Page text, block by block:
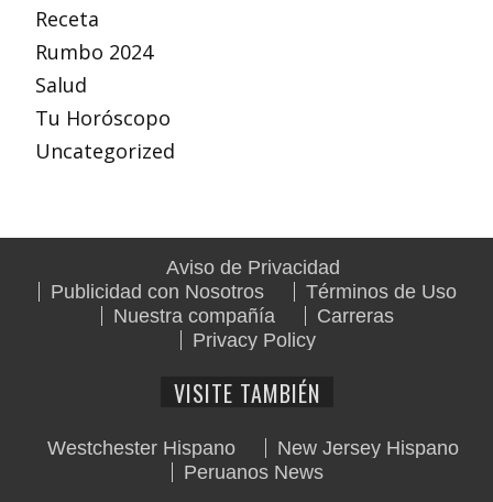
Receta
Rumbo 2024
Salud
Tu Horóscopo
Uncategorized
Aviso de Privacidad
Publicidad con Nosotros
Términos de Uso
Nuestra compañía
Carreras
Privacy Policy
VISITE TAMBIÉN
Westchester Hispano
New Jersey Hispano
Peruanos News